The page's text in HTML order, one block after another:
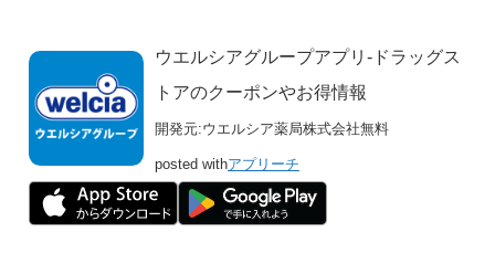
ウエルシアグループアプリ-ドラッグス
トアのクーポンやお得情報
開発元:ウエルシア薬局株式会社無料
posted withアプリーチ